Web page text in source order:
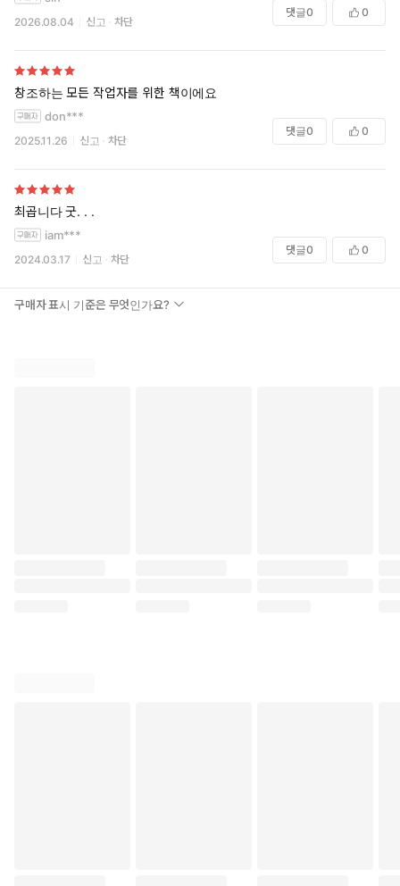
2026.08.04 신고 차단
댓글0 0
창조하는 모든 작업자를 위한 책이에요
don***
2025.11.26 신고 차단
댓글0 0
최곱니다 굿. . .
iam***
2024.03.17 신고 차단
댓글0 0
구매자 표시 기준은 무엇인가요?